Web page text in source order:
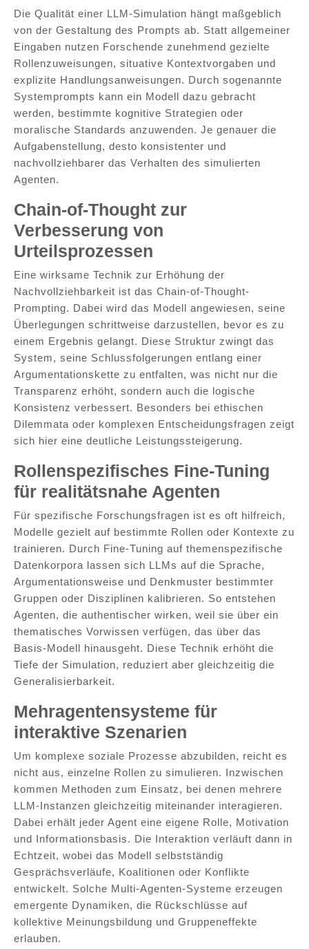
Die Qualität einer LLM-Simulation hängt maßgeblich
von der Gestaltung des Prompts ab. Statt allgemeiner
Eingaben nutzen Forschende zunehmend gezielte
Rollenzuweisungen, situative Kontextvorgaben und
explizite Handlungsanweisungen. Durch sogenannte
Systemprompts kann ein Modell dazu gebracht
werden, bestimmte kognitive Strategien oder
moralische Standards anzuwenden. Je genauer die
Aufgabenstellung, desto konsistenter und
nachvollziehbarer das Verhalten des simulierten
Agenten.
Chain-of-Thought zur
Verbesserung von
Urteilsprozessen
Eine wirksame Technik zur Erhöhung der
Nachvollziehbarkeit ist das Chain-of-Thought-
Prompting. Dabei wird das Modell angewiesen, seine
Überlegungen schrittweise darzustellen, bevor es zu
einem Ergebnis gelangt. Diese Struktur zwingt das
System, seine Schlussfolgerungen entlang einer
Argumentationskette zu entfalten, was nicht nur die
Transparenz erhöht, sondern auch die logische
Konsistenz verbessert. Besonders bei ethischen
Dilemmata oder komplexen Entscheidungsfragen zeigt
sich hier eine deutliche Leistungssteigerung.
Rollenspezifisches Fine-Tuning
für realitätsnahe Agenten
Für spezifische Forschungsfragen ist es oft hilfreich,
Modelle gezielt auf bestimmte Rollen oder Kontexte zu
trainieren. Durch Fine-Tuning auf themenspezifische
Datenkorpora lassen sich LLMs auf die Sprache,
Argumentationsweise und Denkmuster bestimmter
Gruppen oder Disziplinen kalibrieren. So entstehen
Agenten, die authentischer wirken, weil sie über ein
thematisches Vorwissen verfügen, das über das
Basis-Modell hinausgeht. Diese Technik erhöht die
Tiefe der Simulation, reduziert aber gleichzeitig die
Generalisierbarkeit.
Mehragentensysteme für
interaktive Szenarien
Um komplexe soziale Prozesse abzubilden, reicht es
nicht aus, einzelne Rollen zu simulieren. Inzwischen
kommen Methoden zum Einsatz, bei denen mehrere
LLM-Instanzen gleichzeitig miteinander interagieren.
Dabei erhält jeder Agent eine eigene Rolle, Motivation
und Informationsbasis. Die Interaktion verläuft dann in
Echtzeit, wobei das Modell selbstständig
Gesprächsverläufe, Koalitionen oder Konflikte
entwickelt. Solche Multi-Agenten-Systeme erzeugen
emergente Dynamiken, die Rückschlüsse auf
kollektive Meinungsbildung und Gruppeneffekte
erlauben.